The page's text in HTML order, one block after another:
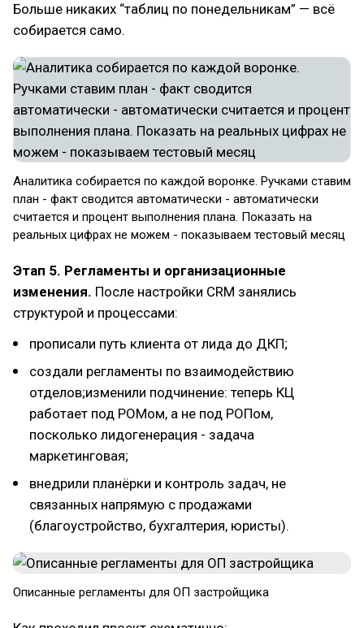
Больше никаких “таблиц по понедельникам” — всё
собирается само.
Аналитика собирается по каждой воронке. Ручками ставим
план - факт сводится автоматически - автоматически
считается и процент выполнения плана. Показать на
реальных цифрах не можем - показываем тестовый месяц
Этап 5. Регламенты и организационные
изменения. После настройки CRM занялись
структурой и процессами:
прописали путь клиента от лида до ДКП;
создали регламенты по взаимодействию
отделов;изменили подчинение: теперь КЦ
работает под РОМом, а не под РОПом,
посколько лидогенерация - задача
маркетинговая;
внедрили планёрки и контроль задач, не
связанных напрямую с продажами
(благоустройство, бухгалтерия, юристы).
Описанные регламенты для ОП застройщика